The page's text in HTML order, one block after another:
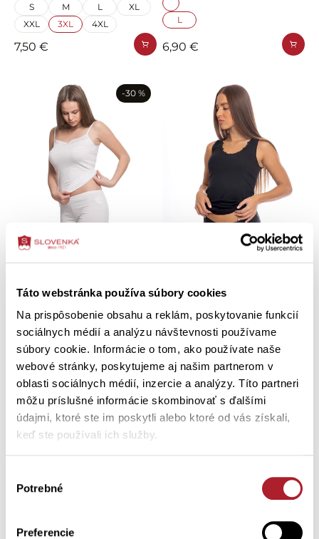
Táto webstránka používa súbory cookies
Na prispôsobenie obsahu a reklám, poskytovanie funkcií
sociálnych médií a analýzu návštevnosti používame
súbory cookie. Informácie o tom, ako používate naše
webové stránky, poskytujeme aj našim partnerom v
oblasti sociálnych médií, inzercie a analýzy. Títo partneri
môžu príslušné informácie skombinovať s ďalšími
údajmi, ktoré ste im poskytli alebo ktoré od vás získali,
keď ste používali ich služby.
súhlasu
Potrebné
Preferencie
S M L
XL
XXL
3XL 4XL
7,50 €
L
6,90 €
-30 %
krajkou
S 3XL 4XL
14,30 € 10,01 €
XL
7,90 €